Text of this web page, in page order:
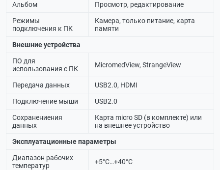
Альбом Просмотр, редактирование
Режимы
подключения к ПК
Камера, только питание, карта
памяти
Внешние устройства
ПО для
использования с ПК
MicromedView, StrangeView
Передача данных USB2.0, HDMI
Подключение мыши USB2.0
Сохранениения
данных
Карта micro SD (в комплекте) или
на внешнее устройство
Эксплуатационные параметры
Диапазон рабочих
температур
+5°C…+40°C